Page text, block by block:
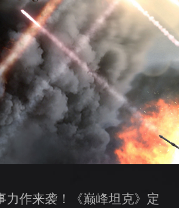
力作来袭！《巅峰坦克》定